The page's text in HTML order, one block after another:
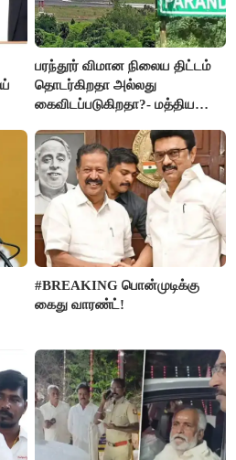
பரந்தூர் விமான நிலைய திட்டம்
தொடர்கிறதா அல்லது
கைவிடப்படுகிறதா?- மத்திய
#BREAKING பொன்முடிக்கு
கைது வாரண்ட்!